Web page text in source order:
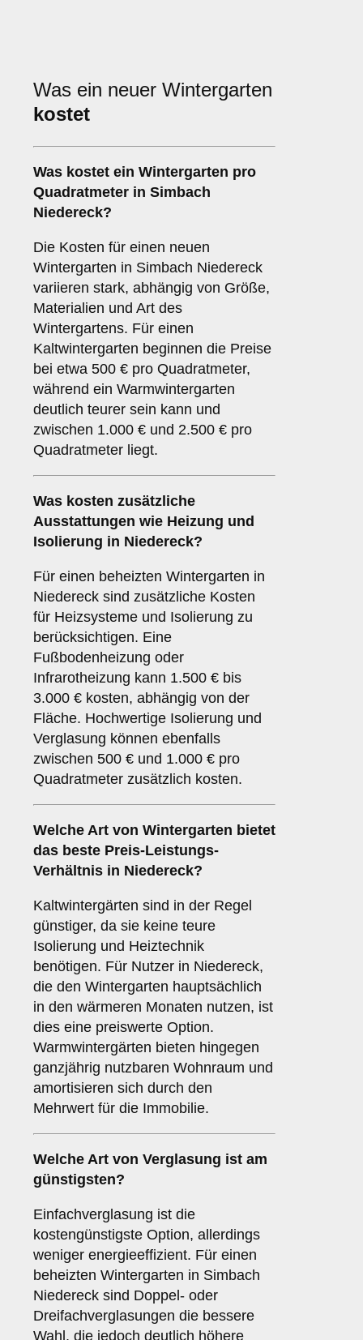
Was ein neuer Wintergarten
kostet
Was kostet ein Wintergarten pro
Quadratmeter in Simbach
Niedereck?
Die Kosten für einen neuen
Wintergarten in Simbach Niedereck
variieren stark, abhängig von Größe,
Materialien und Art des
Wintergartens. Für einen
Kaltwintergarten beginnen die Preise
bei etwa 500 € pro Quadratmeter,
während ein Warmwintergarten
deutlich teurer sein kann und
zwischen 1.000 € und 2.500 € pro
Quadratmeter liegt.
Was kosten zusätzliche
Ausstattungen wie Heizung und
Isolierung in Niedereck?
Für einen beheizten Wintergarten in
Niedereck sind zusätzliche Kosten
für Heizsysteme und Isolierung zu
berücksichtigen. Eine
Fußbodenheizung oder
Infrarotheizung kann 1.500 € bis
3.000 € kosten, abhängig von der
Fläche. Hochwertige Isolierung und
Verglasung können ebenfalls
zwischen 500 € und 1.000 € pro
Quadratmeter zusätzlich kosten.
Welche Art von Wintergarten bietet
das beste Preis-Leistungs-
Verhältnis in Niedereck?
Kaltwintergärten sind in der Regel
günstiger, da sie keine teure
Isolierung und Heiztechnik
benötigen. Für Nutzer in Niedereck,
die den Wintergarten hauptsächlich
in den wärmeren Monaten nutzen, ist
dies eine preiswerte Option.
Warmwintergärten bieten hingegen
ganzjährig nutzbaren Wohnraum und
amortisieren sich durch den
Mehrwert für die Immobilie.
Welche Art von Verglasung ist am
günstigsten?
Einfachverglasung ist die
kostengünstigste Option, allerdings
weniger energieeffizient. Für einen
beheizten Wintergarten in Simbach
Niedereck sind Doppel- oder
Dreifachverglasungen die bessere
Wahl, die jedoch deutlich höhere